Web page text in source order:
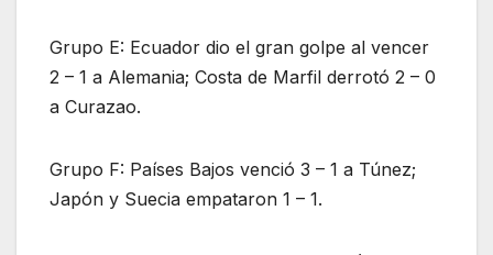
Grupo E: Ecuador dio el gran golpe al vencer
2 – 1 a Alemania; Costa de Marfil derrotó 2 – 0
a Curazao.
Grupo F: Países Bajos venció 3 – 1 a Túnez;
Japón y Suecia empataron 1 – 1.